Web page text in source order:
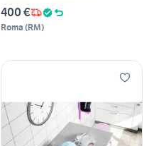
400 €
Roma (RM)